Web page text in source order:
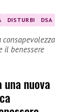
DISTURBI DSA
il benessere
nuova